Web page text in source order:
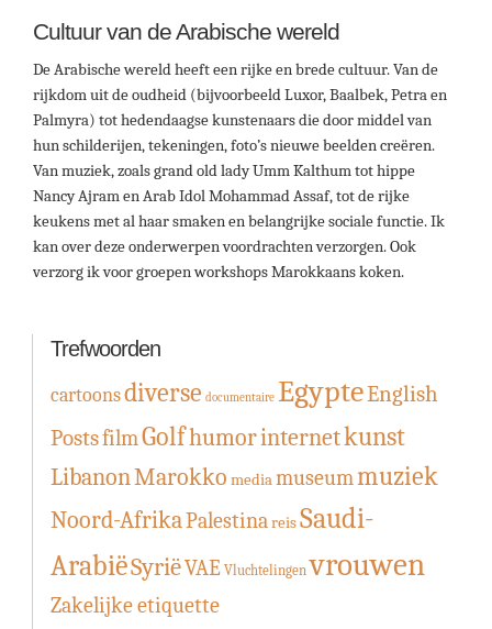
Cultuur van de Arabische wereld
De Arabische wereld heeft een rijke en brede cultuur. Van de
rijkdom uit de oudheid (bijvoorbeeld Luxor, Baalbek, Petra en
Palmyra) tot hedendaagse kunstenaars die door middel van
hun schilderijen, tekeningen, foto’s nieuwe beelden creëren.
Van muziek, zoals grand old lady Umm Kalthum tot hippe
Nancy Ajram en Arab Idol Mohammad Assaf, tot de rijke
keukens met al haar smaken en belangrijke sociale functie. Ik
kan over deze onderwerpen voordrachten verzorgen. Ook
verzorg ik voor groepen workshops Marokkaans koken.
Trefwoorden
cartoonsdiverse documentaire EgypteEnglish
PostsfilmGolfhumorinternetkunst
LibanonMarokko mediamuseummuziek
Noord-AfrikaPalestinareisSaudi-
ArabiëSyriëVAE Vluchtelingen vrouwen
Zakelijke etiquette